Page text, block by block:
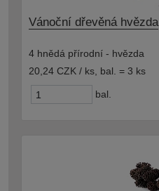
Vánoční dřevěná hvězda
4 hnědá přírodní - hvězda
20,24 CZK / ks, bal. = 3 ks
bal.